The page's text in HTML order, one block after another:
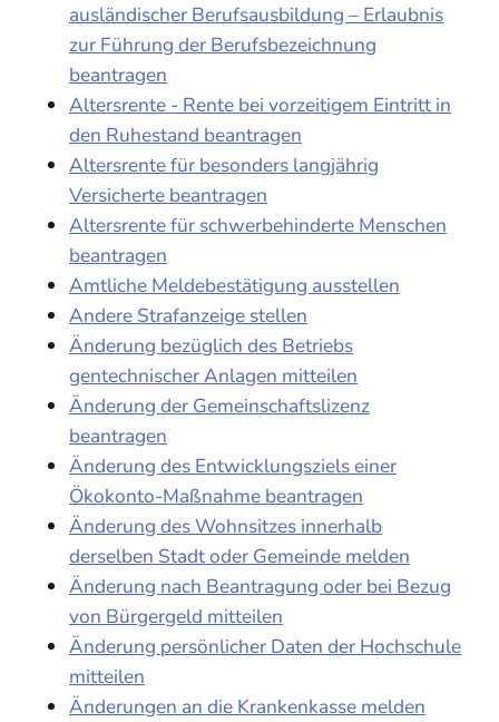
ausländischer Berufsausbildung – Erlaubnis
zur Führung der Berufsbezeichnung
beantragen
Altersrente - Rente bei vorzeitigem Eintritt in
den Ruhestand beantragen
Altersrente für besonders langjährig
Versicherte beantragen
Altersrente für schwerbehinderte Menschen
beantragen
Amtliche Meldebestätigung ausstellen
Andere Strafanzeige stellen
Änderung bezüglich des Betriebs
gentechnischer Anlagen mitteilen
Änderung der Gemeinschaftslizenz
beantragen
Änderung des Entwicklungsziels einer
Ökokonto-Maßnahme beantragen
Änderung des Wohnsitzes innerhalb
derselben Stadt oder Gemeinde melden
Änderung nach Beantragung oder bei Bezug
von Bürgergeld mitteilen
Änderung persönlicher Daten der Hochschule
mitteilen
Änderungen an die Krankenkasse melden